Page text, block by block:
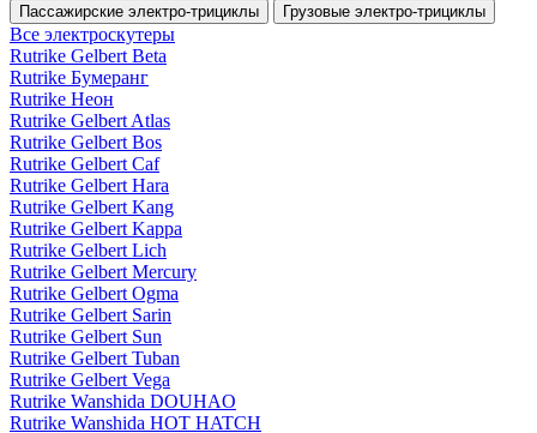
Пассажирские электро‑трициклы Грузовые электро‑трициклы
Все электро­скутеры
Rutrike Gelbert Beta
Rutrike Бумеранг
Rutrike Неон
Rutrike Gelbert Atlas
Rutrike Gelbert Bos
Rutrike Gelbert Caf
Rutrike Gelbert Hara
Rutrike Gelbert Kang
Rutrike Gelbert Kappa
Rutrike Gelbert Lich
Rutrike Gelbert Mercury
Rutrike Gelbert Ogma
Rutrike Gelbert Sarin
Rutrike Gelbert Sun
Rutrike Gelbert Tuban
Rutrike Gelbert Vega
Rutrike Wanshida DOUHAO
Rutrike Wanshida HOT HATCH